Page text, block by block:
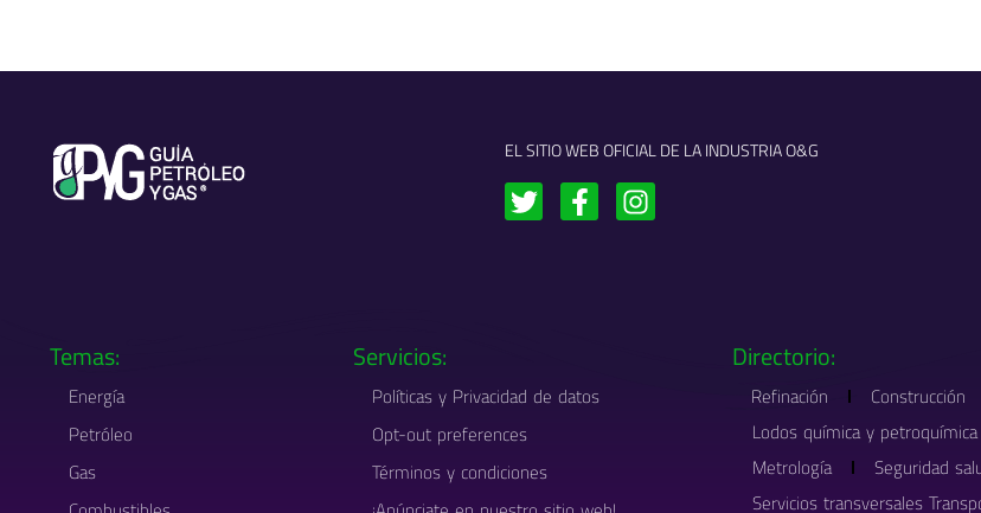
EL SITIO WEB OFICIAL DE LA INDUSTRIA O&G
T
w
F
a
k
-
I
n
Temas:
Energía
Petróleo
Gas
Servicios:
Políticas y Privacidad de datos
Opt-out preferences
Términos y condiciones
Directorio:
Refinación Construcción
Lodos química y petroquímica
Metrología
Seguridad
Servicios transversales